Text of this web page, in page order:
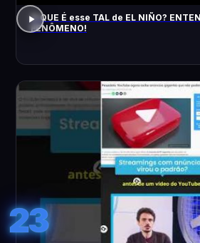
O QUE É esse TAL de EL NIÑO?
FENÔMENO!
23